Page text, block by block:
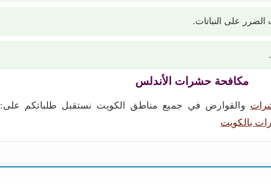
على النباتات.
مكافحة حشرات الأندلس
والقوارض في جميع مناطق الكويت نستقبل طلباتكم على:
بالكويت